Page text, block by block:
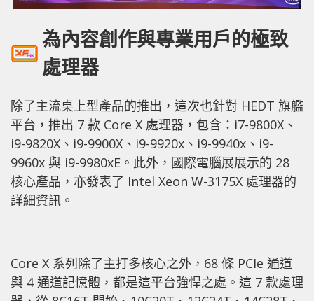
為內容創作與專業用戶的極致
處理器
除了主流桌上型產品的推出，這次也針對 HEDT 旗艦
平台，推出 7 款 Core X 處理器，包含：i7-9800X、
i9-9820X、i9-9900X、i9-9920x、i9-9940x、i9-
9960x 與 i9-9980xE。此外，國際電腦展展示的 28
核心產品，亦發表了 Intel Xeon W-3175X 處理器的
詳細資訊。
Core X 系列除了主打多核心之外，68 條 PCIe 通道
與 4 通道記憶體，都是這平台強悍之處。這 7 款處理